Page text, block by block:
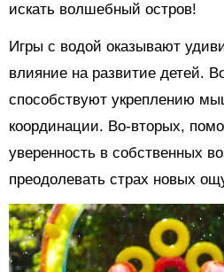
искать волшебный остров!
Игры с водой оказывают
влияние на развитие детей.
способствуют укреплению
координации. Во-вторых,
уверенность в собственных
преодолевать страх новых